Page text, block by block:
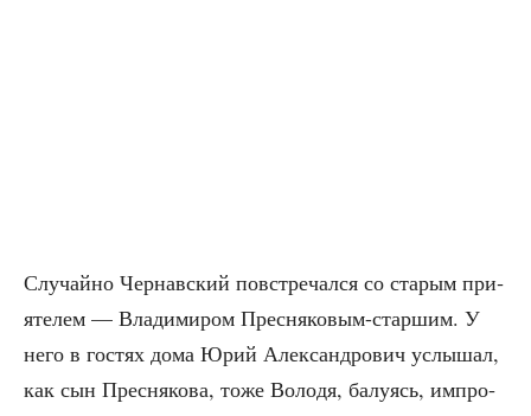
Слу­чай­но Чер­нав­ский повстре­чал­ся со ста­рым при­
я­те­лем — Вла­ди­ми­ром Прес­ня­ко­вым-стар­шим. У
него в гостях дома Юрий Алек­сан­дро­вич услы­шал,
как сын Прес­ня­ко­ва, тоже Воло­дя, балу­ясь, импро­